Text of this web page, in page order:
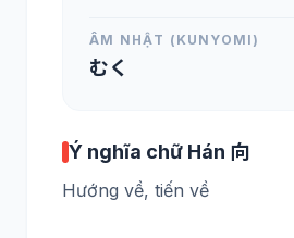
ÂM NHẬT (KUNYOMI)
むく
Ý nghĩa chữ Hán 向
Hướng về, tiến về